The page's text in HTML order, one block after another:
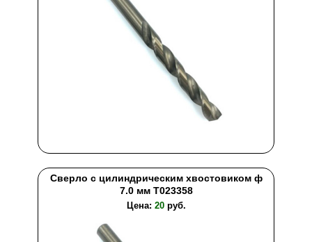
Сверло с цилиндрическим хвостовиком ф
7.0 мм T023358
Цена: 20руб.